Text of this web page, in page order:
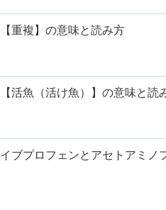
【重複】の意味と読み方
【活魚（活け魚）】の意味と読
イブプロフェンとアセトアミノ